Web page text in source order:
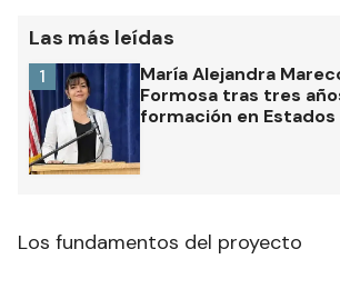
Las más leídas
María Alejandra
Formosa tras tres
formación en Estados
1
Los fundamentos del proyecto